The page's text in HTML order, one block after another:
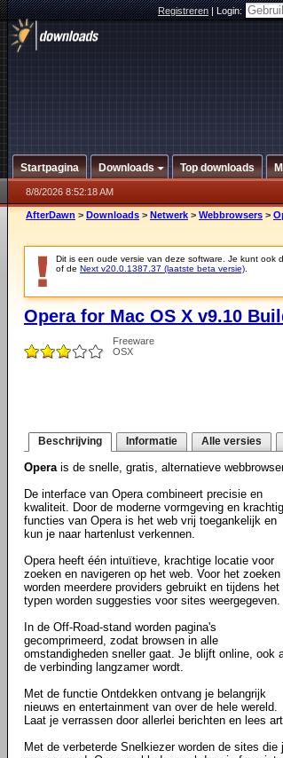
Registreren|Login:
Startpagina Downloads Top downloads
8/8/2026 8:52:18 AM
AfterDawn > Downloads > Netwerk > Webbrowsers >
Dit is een oude versie van deze software. Je kunt ook
of de Next v20.0.1387.37 (laatste beta versie)
Opera for Mac OS X v9.10
Freeware
OSX
Beschrijving Informatie Alle versies
Operais de snelle, gratis, alternatieve
De interface van Opera combineert precisie en
kwaliteit. Door de moderne vormgeving en
functies van Opera is het web vrij toegankelijk en
kun je naar hartenlust verkennen.
Opera heeft één intuïtieve, krachtige locatie voor
zoeken en navigeren op het web. Voor het zoeken
worden meerdere providers gebruikt en tijdens het
typen worden suggesties voor sites weergegeven.
In de Off-Road-stand worden pagina's
gecomprimeerd, zodat browsen in alle
omstandigheden sneller gaat. Je blijft online, ook
de verbinding langzamer wordt.
Met de functie Ontdekken ontvang je belangrijk
nieuws en entertainment van over de hele wereld.
Laat je verrassen door allerlei berichten en lees
Met de verbeterde Snelkiezer worden de sites